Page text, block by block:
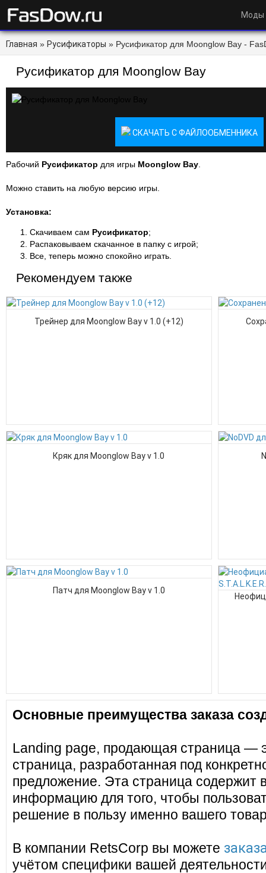
Моды
Главная » Русификаторы » Русификатор для Moonglow Bay -
Русификатор для Moonglow Bay
СКАЧАТЬ С ФАЙЛООБМЕННИКА
Рабочий Русификатор для игры Moonglow Bay
Можно ставить на любую версию игры.
Установка:
Скачиваем сам Русификатор;
Распаковываем скачанное в папку с игрой;
Все, теперь можно спокойно играть.
Рекомендуем также
Трейнер для Moonglow Bay v 1.0 (+12)
Кряк для Moonglow Bay v 1.0
Патч для Moonglow Bay v 1.0
Основные преимущества заказа
Landing page, продающая страница —
страница, разработанная под
предложение. Эта страница содержит
информацию для того, чтобы
решение в пользу именно вашего
В компании RetsCorp вы можете
учётом специфики вашей